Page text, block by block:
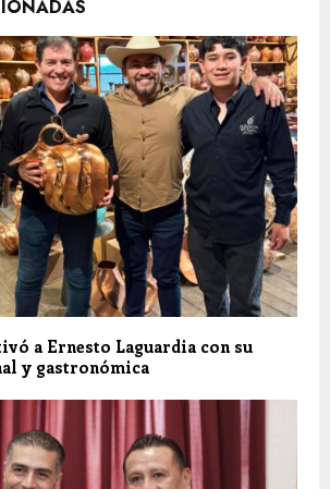
a Ernesto Laguardia con su
y gastronómica